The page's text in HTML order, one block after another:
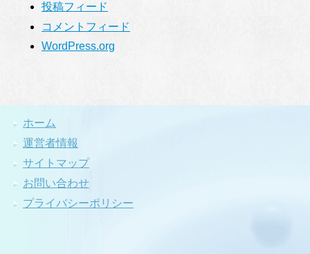
投稿フィード
コメントフィード
WordPress.org
ホーム
運営者情報
サイトマップ
お問い合わせ
プライバシーポリシー